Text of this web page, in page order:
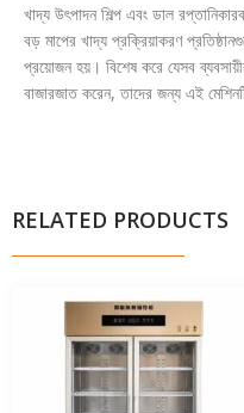
খাদ্য উৎপাদন শিল্প এবং ডাল
বড় মাপের খাদ্য প্রক্রিয়াকরণ
প্রয়োজন হয়। বিশেষ করে যেসব
বাজারজাত করেন, তাদের জন্য এই
RELATED PRODUCTS